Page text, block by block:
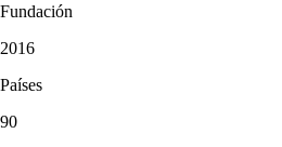
Fundación
2016
Países
90